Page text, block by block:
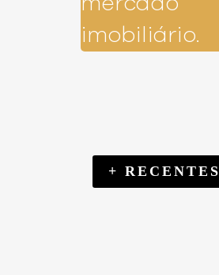
imobiliário.
+ RECENTES